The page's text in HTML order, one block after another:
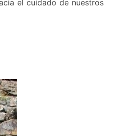
el cuidado de nuestros